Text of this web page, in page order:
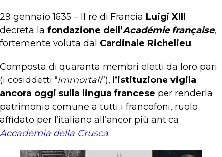
29 gennaio 1635 – Il re di Francia Luigi XIII
decreta la fondazione dell’Académie française,
fortemente voluta dal Cardinale Richelieu.
Composta di quaranta membri eletti da loro pari
(i cosiddetti “Immortali”), l’istituzione vigila
ancora oggi sulla lingua francese per renderla
patrimonio comune a tutti i francofoni, ruolo
affidato per l’italiano all’ancor più antica
Accademia della Crusca.